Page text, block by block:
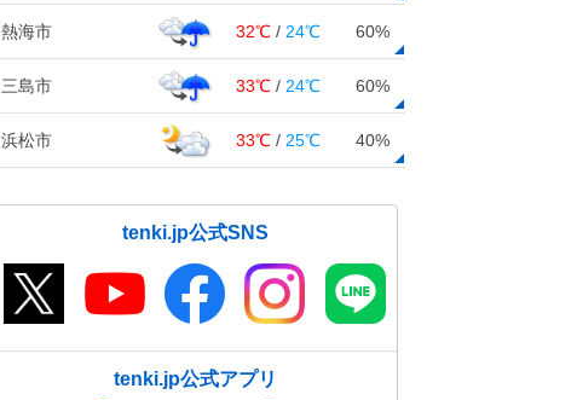
熱海市 32℃ / 24℃ 60%
三島市 33℃ / 24℃ 60%
浜松市 33℃ / 25℃ 40%
tenki.jp公式SNS
tenki.jp公式アプリ